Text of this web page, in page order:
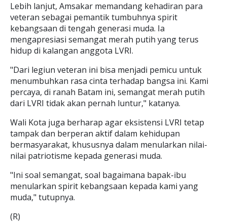
Lebih lanjut, Amsakar memandang kehadiran para
veteran sebagai pemantik tumbuhnya spirit
kebangsaan di tengah generasi muda. Ia
mengapresiasi semangat merah putih yang terus
hidup di kalangan anggota LVRI.
"Dari legiun veteran ini bisa menjadi pemicu untuk
menumbuhkan rasa cinta terhadap bangsa ini. Kami
percaya, di ranah Batam ini, semangat merah putih
dari LVRI tidak akan pernah luntur," katanya.
Wali Kota juga berharap agar eksistensi LVRI tetap
tampak dan berperan aktif dalam kehidupan
bermasyarakat, khususnya dalam menularkan nilai-
nilai patriotisme kepada generasi muda.
"Ini soal semangat, soal bagaimana bapak-ibu
menularkan spirit kebangsaan kepada kami yang
muda," tutupnya.
(R)